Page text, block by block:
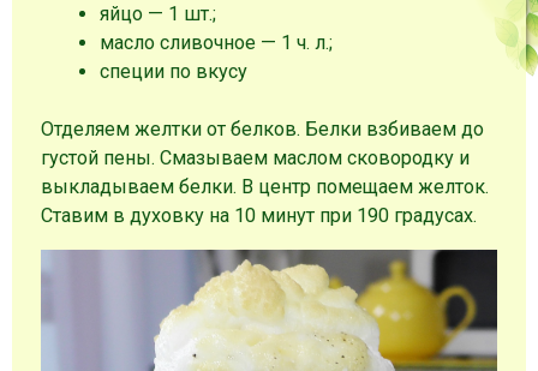
яйцо — 1 шт.;
масло сливочное — 1 ч. л.;
специи по вкусу
Отделяем желтки от белков. Белки взбиваем до
густой пены. Смазываем маслом сковородку и
выкладываем белки. В центр помещаем желток.
Ставим в духовку на 10 минут при 190 градусах.